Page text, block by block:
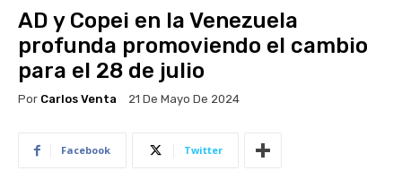
AD y Copei en la Venezuela
profunda promoviendo el cambio
para el 28 de julio
Por Carlos Venta 21 De Mayo De 2024
Facebook Twitter